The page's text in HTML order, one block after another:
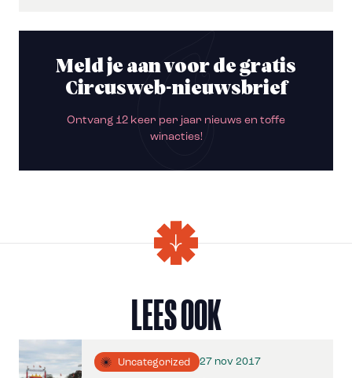
Meld je aan voor de gratis
Circusweb-nieuwsbrief
Ontvang 12 keer per jaar nieuws en toffe
winacties!
LEES OOK
Uncategorized 27 nov 2017